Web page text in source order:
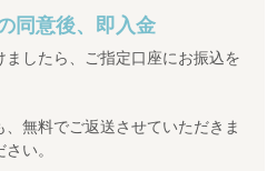
同意後、即入金
したら、ご指定口座にお振込を
無料でご返送させていただきま
い。